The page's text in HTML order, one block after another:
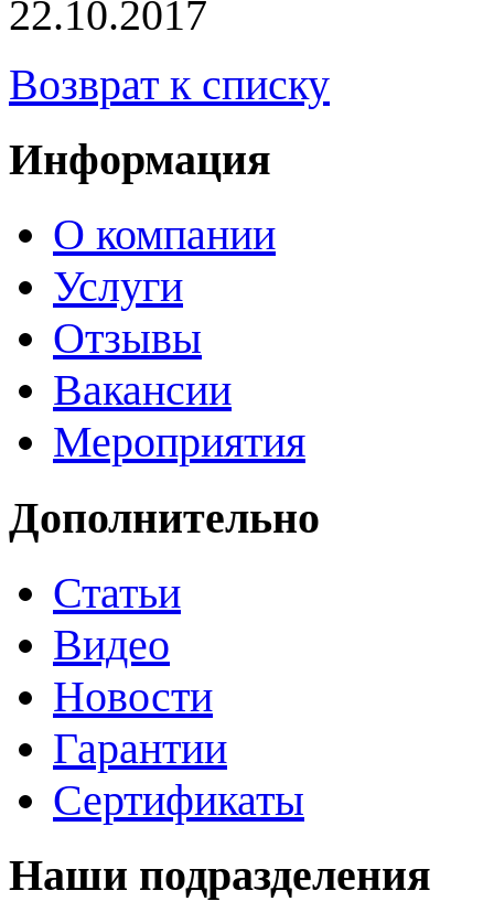
22.10.2017
Возврат к списку
Информация
О компании
Услуги
Отзывы
Вакансии
Мероприятия
Дополнительно
Статьи
Видео
Новости
Гарантии
Сертификаты
Наши подразделения